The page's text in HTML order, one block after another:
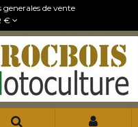
de vente
€